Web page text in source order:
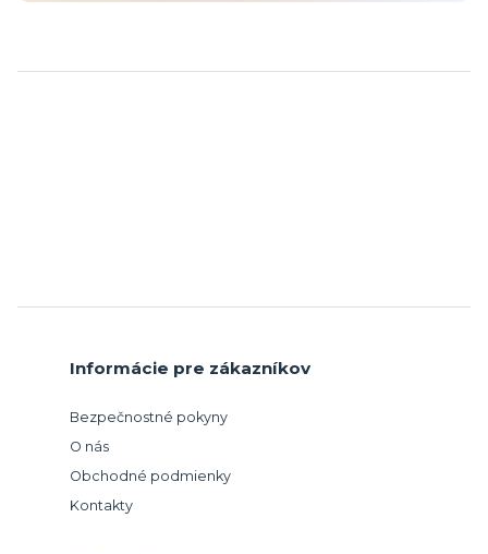
Informácie pre zákazníkov
Bezpečnostné pokyny
O nás
Obchodné podmienky
Kontakty